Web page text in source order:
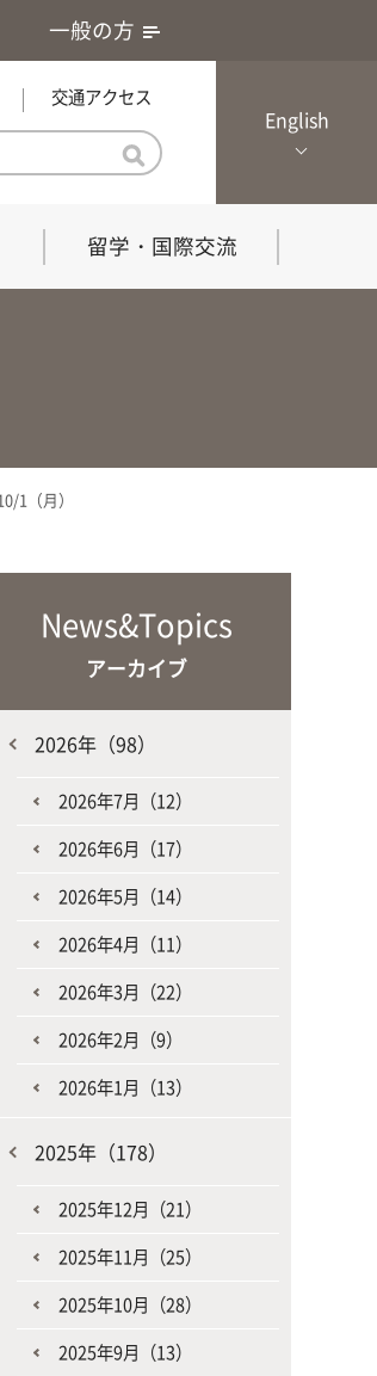
一般の方
交通アクセス
English
の方針と専
施設
学科
の共生を目指し、動物の
留学・国際交流
1（月）
News&Topics
アーカイブ
2026年（98）
2026年7月（12）
2026年6月（17）
2026年5月（14）
2026年4月（11）
2026年3月（22）
2026年2月（9）
2026年1月（13）
2025年（178）
2025年12月（21）
2025年11月（25）
2025年10月（28）
2025年9月（13）